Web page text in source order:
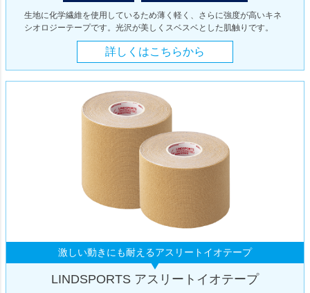
生地に化学繊維を使用しているため薄く軽く、さらに強度が高いキネ
シオロジーテープです。光沢が美しくスベスベとした肌触りです。
詳しくはこちらから
激しい動きにも耐えるアスリートイオテープ
LINDSPORTS アスリートイオテープ